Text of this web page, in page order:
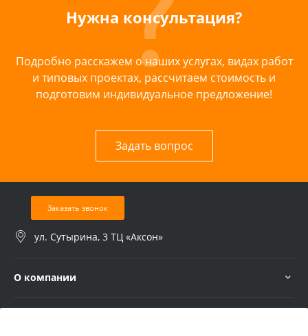
Нужна консультация?
Подробно расскажем о наших услугах, видах работ
и типовых проектах, рассчитаем стоимость и
подготовим индивидуальное предложение!
Задать вопрос
Заказать звонок
ул. Сутырина, 3 ТЦ «Аксон»
О компании